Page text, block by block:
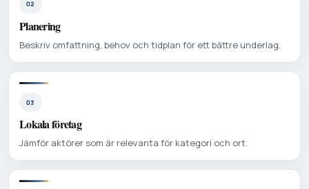
02
Planering
Beskriv omfattning, behov och tidplan för ett bättre underlag.
03
Lokala företag
Jämför aktörer som är relevanta för kategori och ort.